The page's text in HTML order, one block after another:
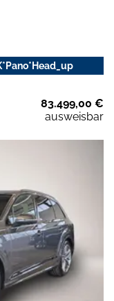
83.499,00 €
ausweisbar